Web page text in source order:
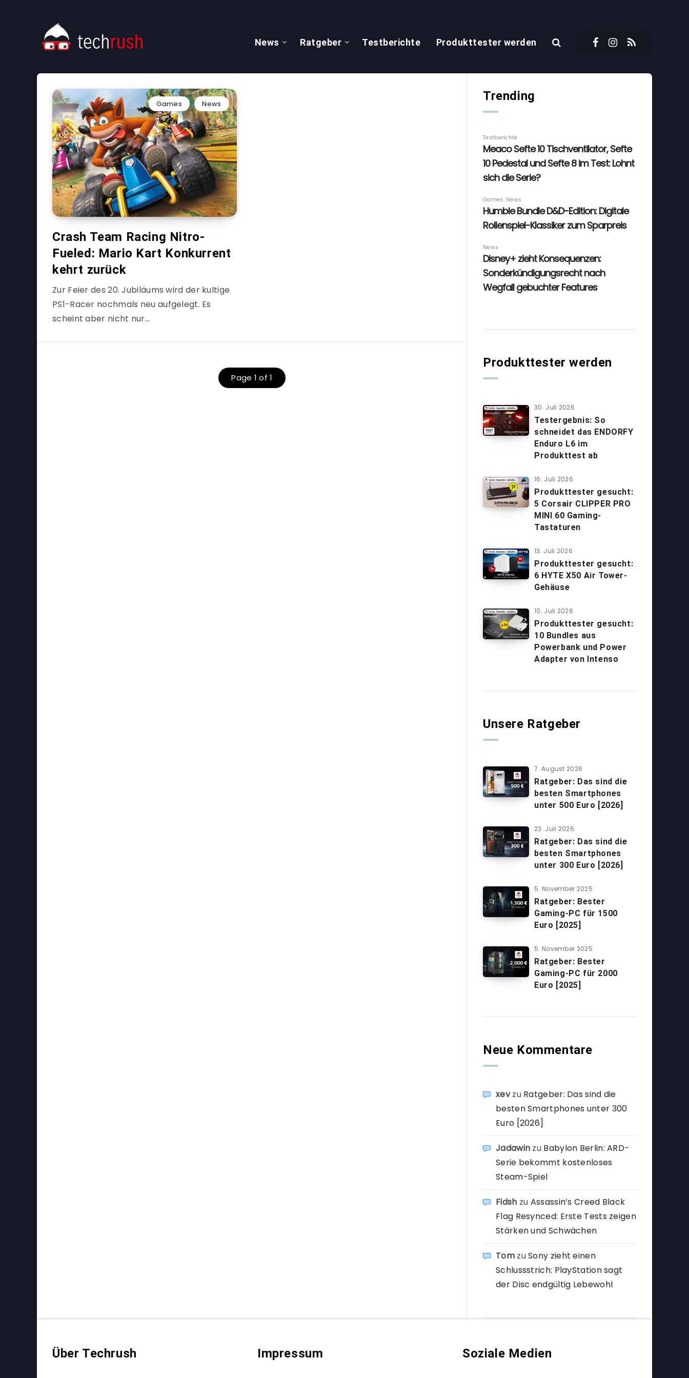
News Ratgeber Testberichte Produkttester werden
Games News
Crash Team Racing Nitro-
Fueled: Mario Kart Konkurrent
kehrt zurück
Zur Feier des 20. Jubiläums wird der kultige
PS1-Racer nochmals neu aufgelegt. Es
scheint aber nicht nur…
Page 1 of 1
Trending
Produkttester werden
30. Juli 2026
Testergebnis: So
schneidet das ENDORFY
Enduro L6 im
Produkttest ab
16. Juli 2026
Produkttester gesucht:
5 Corsair CLIPPER PRO
MINI 60 Gaming-
Tastaturen
13. Juli 2026
Produkttester gesucht:
6 HYTE X50 Air Tower-
Gehäuse
10. Juli 2026
Produkttester gesucht:
10 Bundles aus
Powerbank und Power
Adapter von Intenso
Unsere Ratgeber
7. August 2026
Ratgeber: Das sind die
besten Smartphones
unter 500 Euro [2026]
23. Juli 2026
Ratgeber: Das sind die
besten Smartphones
unter 300 Euro [2026]
5. November 2025
Ratgeber: Bester
Gaming-PC für 1500
Euro [2025]
5. November 2025
Ratgeber: Bester
Gaming-PC für 2000
Euro [2025]
Neue Kommentare
xevzu Ratgeber: Das sind die
besten Smartphones unter 300
Euro [2026]
Jadawin zu Babylon Berlin: ARD-
Serie bekommt kostenloses
Steam-Spiel
Fidsh zu Assassin’s Creed Black
Flag Resynced: Erste Tests zeigen
Stärken und Schwächen
TomzuSony zieht einen
Schlussstrich: PlayStation sagt
der Disc endgültig Lebewohl
Über Techrush Impressum Soziale Medien